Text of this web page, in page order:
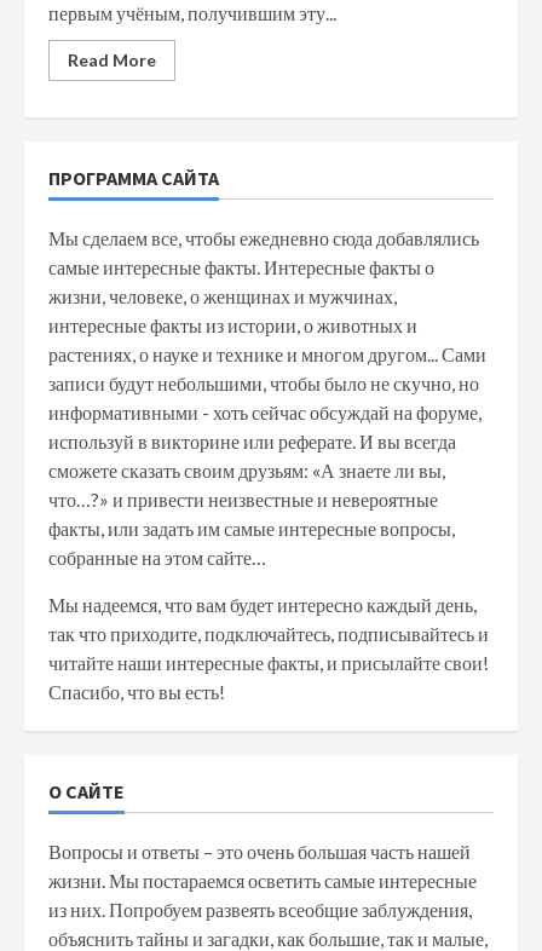
первым учёным, получившим эту...
Read More
ПРОГРАММА САЙТА
Мы сделаем все, чтобы ежедневно сюда добавлялись
самые интересные факты. Интересные факты о
жизни, человеке, о женщинах и мужчинах,
интересные факты из истории, о животных и
растениях, о науке и технике и многом другом... Сами
записи будут небольшими, чтобы было не скучно, но
информативными - хоть сейчас обсуждай на форуме,
используй в викторине или реферате. И вы всегда
сможете сказать своим друзьям: «А знаете ли вы,
что…?» и привести неизвестные и невероятные
факты, или задать им самые интересные вопросы,
собранные на этом сайте…
Мы надеемся, что вам будет интересно каждый день,
так что приходите, подключайтесь, подписывайтесь и
читайте наши интересные факты, и присылайте свои!
Спасибо, что вы есть!
О САЙТЕ
Вопросы и ответы – это очень большая часть нашей
жизни. Мы постараемся осветить самые интересные
из них. Попробуем развеять всеобщие заблуждения,
объяснить тайны и загадки, как большие, так и малые,